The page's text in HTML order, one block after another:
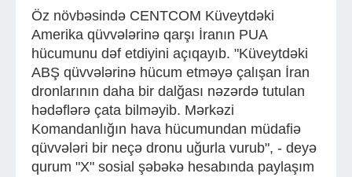
Öz növbəsində CENTCOM Küveytdəki
Amerika qüvvələrinə qarşı İranın PUA
hücumunu dəf etdiyini açıqayıb. "Küveytdəki
ABŞ qüvvələrinə hücum etməyə çalışan İran
dronlarının daha bir dalğası nəzərdə tutulan
hədəflərə çata bilməyib. Mərkəzi
Komandanlığın hava hücumundan müdafiə
qüvvələri bir neçə dronu uğurla vurub", - deyə
qurum "X" sosial şəbəkə hesabında paylaşım